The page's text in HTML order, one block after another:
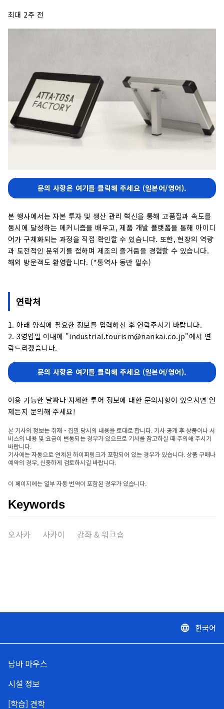
최대 2주 전
문의 사항은 여기를 클릭해 주세요 (일본어/영어).
본 행사에서는 자본 투자 및 생산 관리 혁신을 통해 고품질과 속도를
동시에 달성하는 메커니즘을 배우고, 제품 개발 플랫폼을 통해 아이디
어가 구체화되는 과정을 직접 확인할 수 있습니다. 또한, 현장의 역량
과 도전적인 분위기를 접하며 제조의 즐거움을 경험할 수 있습니다.
해외 방문객도 환영합니다. (*통역사 동반 필수)
연락처
1. 아래 양식에 필요한 정보를 입력하신 후 연락주시기 바랍니다.
2. 3영업일 이내에 "industrial.tourism@nankai.co.jp"에서 연
락드리겠습니다.
문의 사항은 여기를 클릭해 주세요 (일본어/영어).
이용 가능한 날짜나 자세한 투어 정보에 대한 문의사항이 있으시면 언
제든지 문의해 주세요!
본 기사의 정보는 취재・집필 당시의 내용을 토대로 합니다. 기사 공개 후 상품이나 서
비스의 내용 및 요금이 변동되는 경우가 있으므로 기사를 참고하실 때 주의해 주시기
바랍니다.
기사에는 자동으로 연계된 하이퍼링크가 포함되어 있는 경우가 있습니다. 상품 구매나
예약의 경우, 신중하게 검토하시길 바랍니다.
이 페이지에는 일부 자동 번역이 포함된 경우가 있습니다.
Keywords
오사카 사카이 강좌 & 워크숍
language 한국어
남바 마우스
시설 정보
[학습] 견학